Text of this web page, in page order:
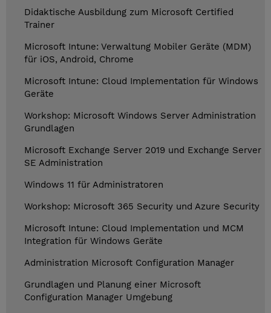
Didaktische Ausbildung zum Microsoft Certified
Trainer
Microsoft Intune: Verwaltung Mobiler Geräte (MDM)
für iOS, Android, Chrome
Microsoft Intune: Cloud Implementation für Windows
Geräte
Workshop: Microsoft Windows Server Administration
Grundlagen
Microsoft Exchange Server 2019 und Exchange Server
SE Administration
Windows 11 für Administratoren
Workshop: Microsoft 365 Security und Azure Security
Microsoft Intune: Cloud Implementation und MCM
Integration für Windows Geräte
Administration Microsoft Configuration Manager
Grundlagen und Planung einer Microsoft
Configuration Manager Umgebung